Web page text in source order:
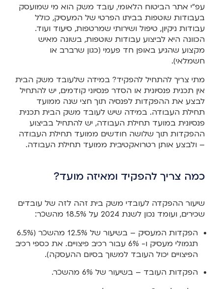
עפ"י אתר הביטוח הלאומי, עובד משק הוא מי שמועסק
בעבודות שוטפות בביתו הפרטי של המעסיק, כולל
עבודות ניקיון, טיפול ושירותי שמרטפות, סיעוד ועוד.
הכוונה היא לביצוע עבודות שוטפות, בשונה מאיש
מקצוע שהגיע באופן חד פעמי (כגון שרברב או
חשמלאי).
מתי צריך להתחיל להפקיד? במידה שלעובד משק הבית
אין תכנית פנסיונית או הסדר פנסיוני קודמים, יש להתחיל
לבצע את ההפקדות לפנסיה תוך חצי שנה ממועד
תחילת העבודה. במידה שיש לעובד משק הבית תכנית
פנסיונית במועד תחילת העבודה, יש להתחיל בביצוע
ההפקדות תוך שלושה חודשים ממועד תחילת העבודה
– ולבצע אותן רטרואקטיבית ממועד תחילת העבודה.
כמה צריך להפקיד ומאיזה מועד?
שיעור ההפקדה לעובדי משק בית זהה לזה של עובדים
שכירים, ועומד נכון לשנת 2024 על 18.5% מהשכר:
הפקדות המעסיק – בשיעור של 12.5% מהשכר (6.5%
תגמולי מעסיק ו- 6% עבור רכיב פיצויים. את כספי רכיב
הפיצויים יכול העובד למשוך בסיום ההעסקה).
הפקדות העובד – בשיעור של 6% מהשכר.